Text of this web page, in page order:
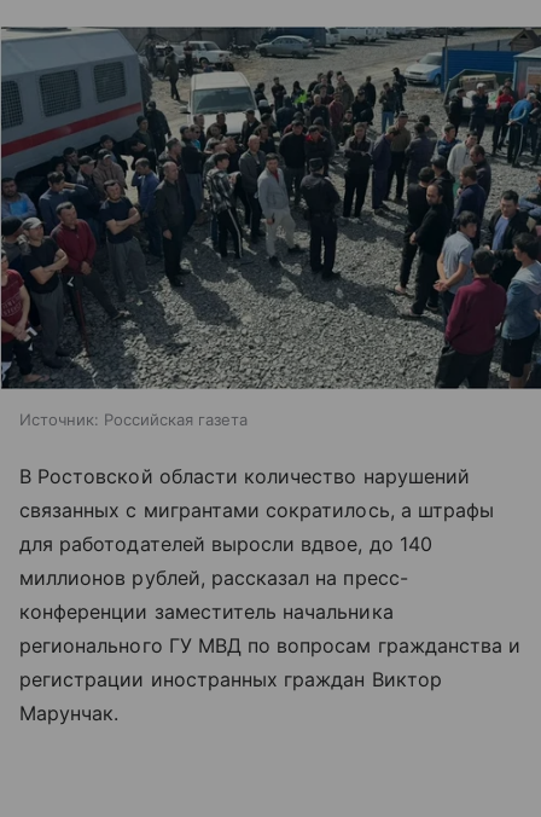
Источник: Российская газета
В Ростовской области количество нарушений
связанных с мигрантами сократилось, а штрафы
для работодателей выросли вдвое, до 140
миллионов рублей, рассказал на пресс-
конференции заместитель начальника
регионального ГУ МВД по вопросам гражданства и
регистрации иностранных граждан Виктор
Марунчак.